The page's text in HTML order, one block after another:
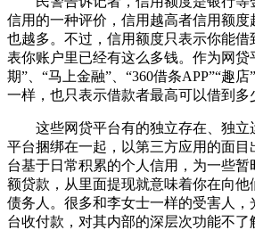
信用的一种评价，信用越高者信用额度
也越多。不过，信用额度只表示你能借
表你账户里已经有这么多钱。作为网贷
期”、“马上金融”、“360借条APP”“趣
一样，也只表示借款者最高可以借到多
这些网贷平台有的独立存在、独立
平台捆绑在一起，以第三方应用的面目
台基于日常积累的个人信用，为一些暂
额贷款，从里面提现就意味着你在向他
债务人。很多和李女士一样的受害人，
台收付款，对其内部的深层次功能不了